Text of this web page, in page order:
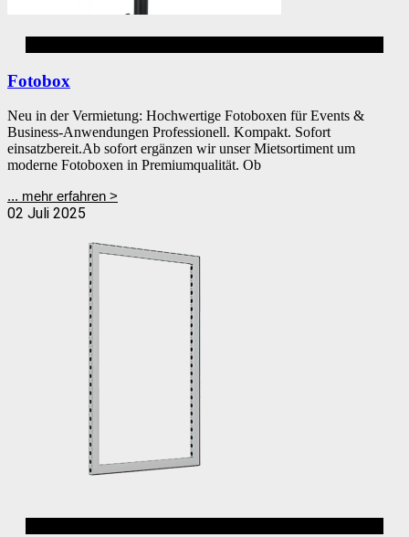
Fotobox
Neu in der Vermietung: Hochwertige Fotoboxen für Events &
Business-Anwendungen Professionell. Kompakt. Sofort
einsatzbereit.Ab sofort ergänzen wir unser Mietsortiment um
moderne Fotoboxen in Premiumqualität. Ob
... mehr erfahren >
02 Juli 2025